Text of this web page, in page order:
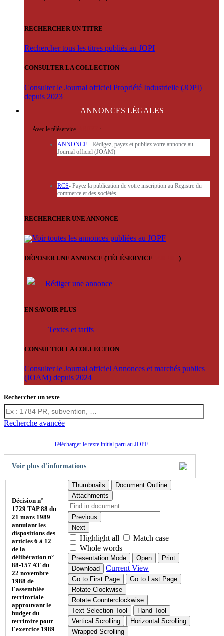
RECHERCHER UN TITRE
Rechercher tous les titres publiés au JOPI
CONSULTER LA COLLECTION
Consulter le Journal officiel Propriété Industrielle (JOPI)
depuis 2023
ANNONCES LÉGALES
Avec le téléservice :
ANNONCE - Rédigez, payez et publiez votre annonce au
Journal officiel (JOAM)
RCS- Payez la publication de votre inscription au Registre du
commerce et des sociétés.
RECHERCHER UNE ANNONCE
Voir toutes les annonces publiées au JOPF
DÉPOSER UNE ANNONCE (TÉLÉSERVICE )
Rédiger une annonce
EN SAVOIR PLUS
Textes et tarifs
CONSULTER LA COLLECTION
Consulter le Journal officiel Annonces et marchés publics
(JOAM) depuis 2024
Rechercher un texte
Recherche avancée
Télécharger le texte initial paru au JOPF
Voir plus d'informations
Décision n°
1729 TAP 88 du
21 mars 1989
annulant les
dispositions des
articles 6 à 12
de la
délibération n°
88-157 AT du
22 novembre
1988 de
l'assemblée
territoriale
approuvant le
budget du
territoire pour
l'exercice 1989
Thumbnails
Document Outline
Attachments
Previous
Next
Highlight all
Match case
Whole words
Presentation Mode Open
Print
Download
Current View
Go to First Page
Go to Last Page
Rotate Clockwise
Rotate Counterclockwise
Text Selection Tool
Hand Tool
Vertical Scrolling
Horizontal Scrolling
Wrapped Scrolling